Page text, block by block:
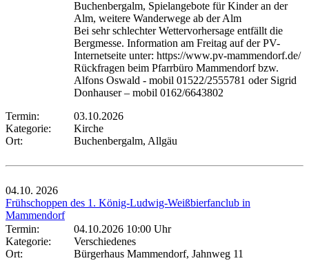
Buchenbergalm, Spielangebote für Kinder an der
Alm, weitere Wanderwege ab der Alm
Bei sehr schlechter Wettervorhersage entfällt die
Bergmesse. Information am Freitag auf der PV-
Internetseite unter: https://www.pv-mammendorf.de/
Rückfragen beim Pfarrbüro Mammendorf bzw.
Alfons Oswald - mobil 01522/2555781 oder Sigrid
Donhauser – mobil 0162/6643802
Termin:
03.10.2026
Kategorie:
Kirche
Ort:
Buchenbergalm, Allgäu
04.10. 2026
Frühschoppen des 1. König-Ludwig-Weißbierfanclub in
Mammendorf
Termin:
04.10.2026 10:00 Uhr
Kategorie:
Verschiedenes
Ort:
Bürgerhaus Mammendorf, Jahnweg 11